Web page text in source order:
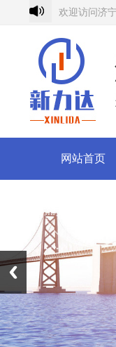
欢迎访问济
网站首页